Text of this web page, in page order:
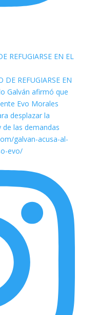
REFUGIARSE EN EL